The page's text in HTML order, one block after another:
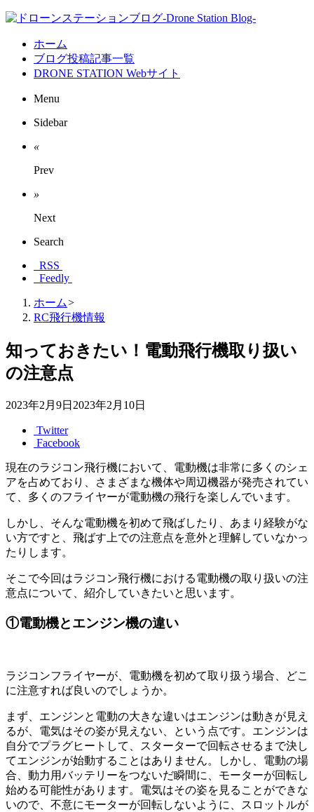
ホーム
ブログ投稿記事一覧
DRONE STATION Webサイト
Menu
Sidebar
«
Prev
»
Next
Search
RSS
Feedly
ホーム>
RC飛行機情報
知っておきたい！電動飛行機取り扱い
の注意点
2023年2月9日 2023年2月10日
Twitter
Facebook
現在のラジコン飛行機において、電動機は非常に多くのシェ
アを占めており、さまざまな機体や周辺機器が発売されてい
て、多くのフライヤーが電動機の飛行を楽しんでいます。
しかし、そんな電動機を初めて飛ばしたり、あまり経験がな
い方ですと、飛ばす上での注意点を意外と理解していなかっ
たりします。
そこで今回はラジコン飛行機における電動機の取り扱いの注
意点について、紹介していきたいと思います。
①電動機とエンジン機の違い
ラジコンフライヤーが、電動機を初めて取り扱う場合、どこ
に注意すれば良いのでしょうか。
まず、エンジンと電動の大きな違いはエンジンは動きが見え
るが、電気はその姿が見えない、という点です。エンジンは
自分でプラグヒートして、スターターで回転させるまで決し
てエンジンが始動することはありません。しかし、電動の場
合、動力用バッテリーをつないだ瞬間に、モーターが回転し
始める可能性があります。電気はその姿を見ることができな
いので、不意にモーターが回転しないように、スロットルが